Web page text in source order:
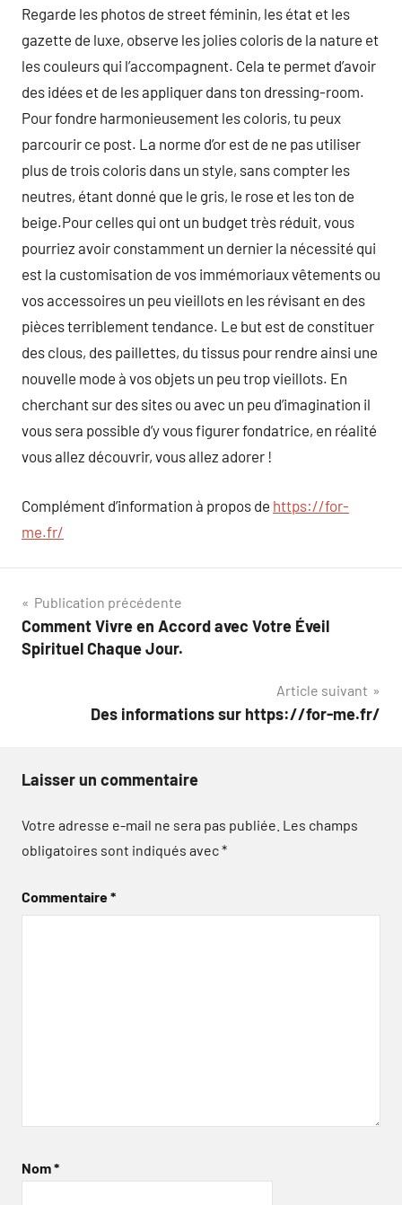
Regarde les photos de street féminin, les état et les
gazette de luxe, observe les jolies coloris de la nature et
les couleurs qui l’accompagnent. Cela te permet d’avoir
des idées et de les appliquer dans ton dressing-room.
Pour fondre harmonieusement les coloris, tu peux
parcourir ce post. La norme d’or est de ne pas utiliser
plus de trois coloris dans un style, sans compter les
neutres, étant donné que le gris, le rose et les ton de
beige.Pour celles qui ont un budget très réduit, vous
pourriez avoir constamment un dernier la nécessité qui
est la customisation de vos immémoriaux vêtements ou
vos accessoires un peu vieillots en les révisant en des
pièces terriblement tendance. Le but est de constituer
des clous, des paillettes, du tissus pour rendre ainsi une
nouvelle mode à vos objets un peu trop vieillots. En
cherchant sur des sites ou avec un peu d’imagination il
vous sera possible d’y vous figurer fondatrice, en réalité
vous allez découvrir, vous allez adorer !
Complément d’information à propos de https://for-
me.fr/
Navigation
de
Publication précédente
Comment Vivre en Accord avec Votre Éveil
Spirituel Chaque Jour.
Article suivant
Des informations sur https://for-me.fr/
Laisser un commentaire
Votre adresse e-mail ne sera pas publiée. Les champs
obligatoires sont indiqués avec*
Commentaire*
Nom*